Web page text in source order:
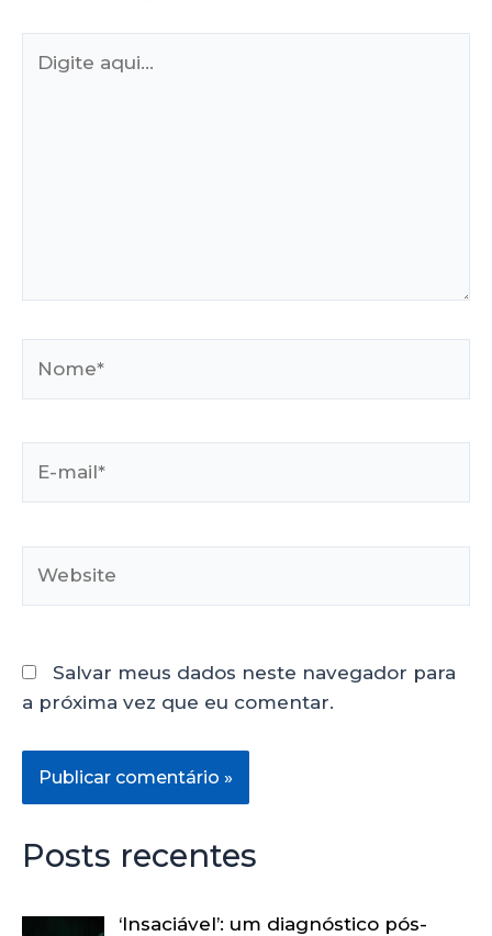
Salvar meus dados neste navegador para
a próxima vez que eu comentar.
Posts recentes
‘Insaciável’: um diagnóstico pós-